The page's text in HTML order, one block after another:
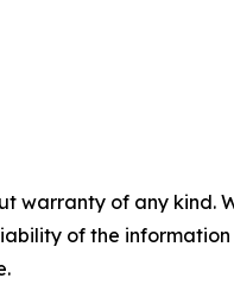
warranty of any
of the